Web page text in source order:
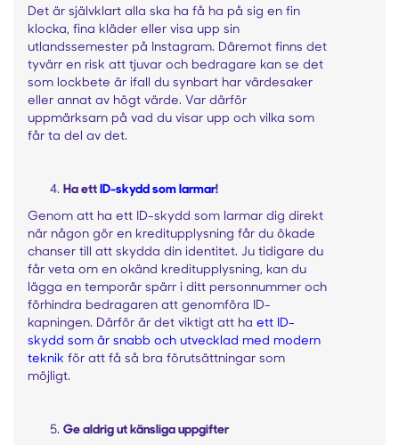
Det är självklart alla ska ha få ha på sig en fin
klocka, fina kläder eller visa upp sin
utlandssemester på Instagram. Däremot finns det
tyvärr en risk att tjuvar och bedragare kan se det
som lockbete är ifall du synbart har värdesaker
eller annat av högt värde. Var därför
uppmärksam på vad du visar upp och vilka som
får ta del av det.
Ha ettID-skydd som larmar!
Genom att ha ett ID-skydd som larmar dig direkt
när någon gör en kreditupplysning får du ökade
chanser till att skydda din identitet. Ju tidigare du
får veta om en okänd kreditupplysning, kan du
lägga en temporär spärr i ditt personnummer och
förhindra bedragaren att genomföra ID-
kapningen. Därför är det viktigt att ha ett ID-
skydd som är snabb och utvecklad med modern
teknik för att få så bra förutsättningar som
möjligt.
Ge aldrig ut känsliga uppgifter